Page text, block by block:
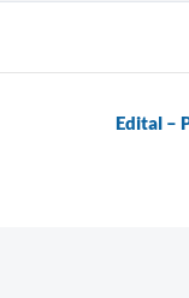
Edital –